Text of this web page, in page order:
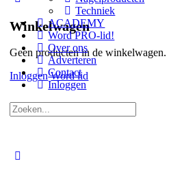
Winkelwagen
Geen producten in de winkelwagen.
Inloggen Word lid
Techniek
ACADEMY
Word PRO-lid!
Over ons
Adverteren
Contact
Inloggen
Zoeken
naar: